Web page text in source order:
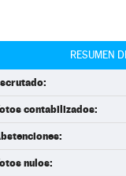
RESUMEN
contabilizados:
nulos: